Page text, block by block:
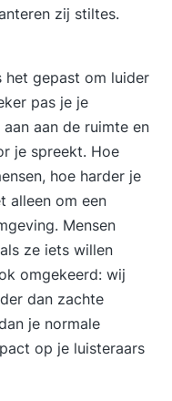
zij stiltes.
het gepast om luider
pas je je
aan de ruimte en
je spreekt. Hoe
hoe harder je
alleen om een
Mensen
ze iets willen
omgekeerd: wij
dan zachte
je normale
op je luisteraars